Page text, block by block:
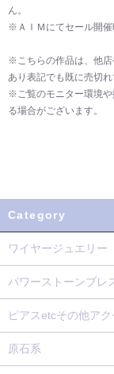
ん。
※ＡＩＭにてセール開催
※こちらの作品は、他店
あり表記でも既に売切
※ご覧のモニター環境や
る場合がございます。
Category
ワイヤージュエリー
パワーストーンブレ
ピアスetcその他ア
原石系